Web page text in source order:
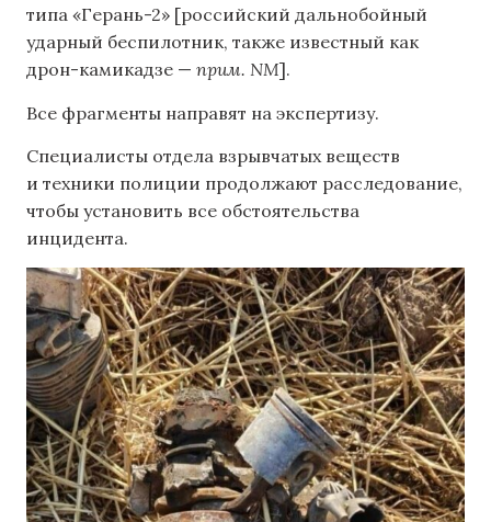
типа «Герань-2» [российский дальнобойный
ударный беспилотник, также известный как
дрон-камикадзе — прим. NM].
Все фрагменты направят на экспертизу.
Специалисты отдела взрывчатых веществ
и техники полиции продолжают расследование,
чтобы установить все обстоятельства
инцидента.